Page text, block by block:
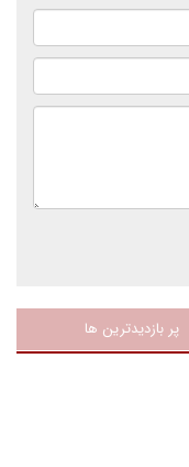
پر بازدیدترین ها